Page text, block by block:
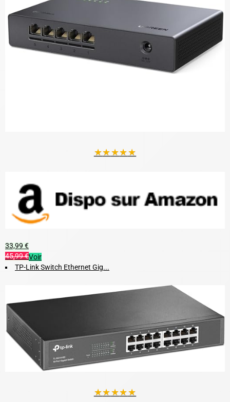
★★★★★
33,99 €
45,99 €Voir
TP-Link Switch Ethernet Gig...
★★★★★